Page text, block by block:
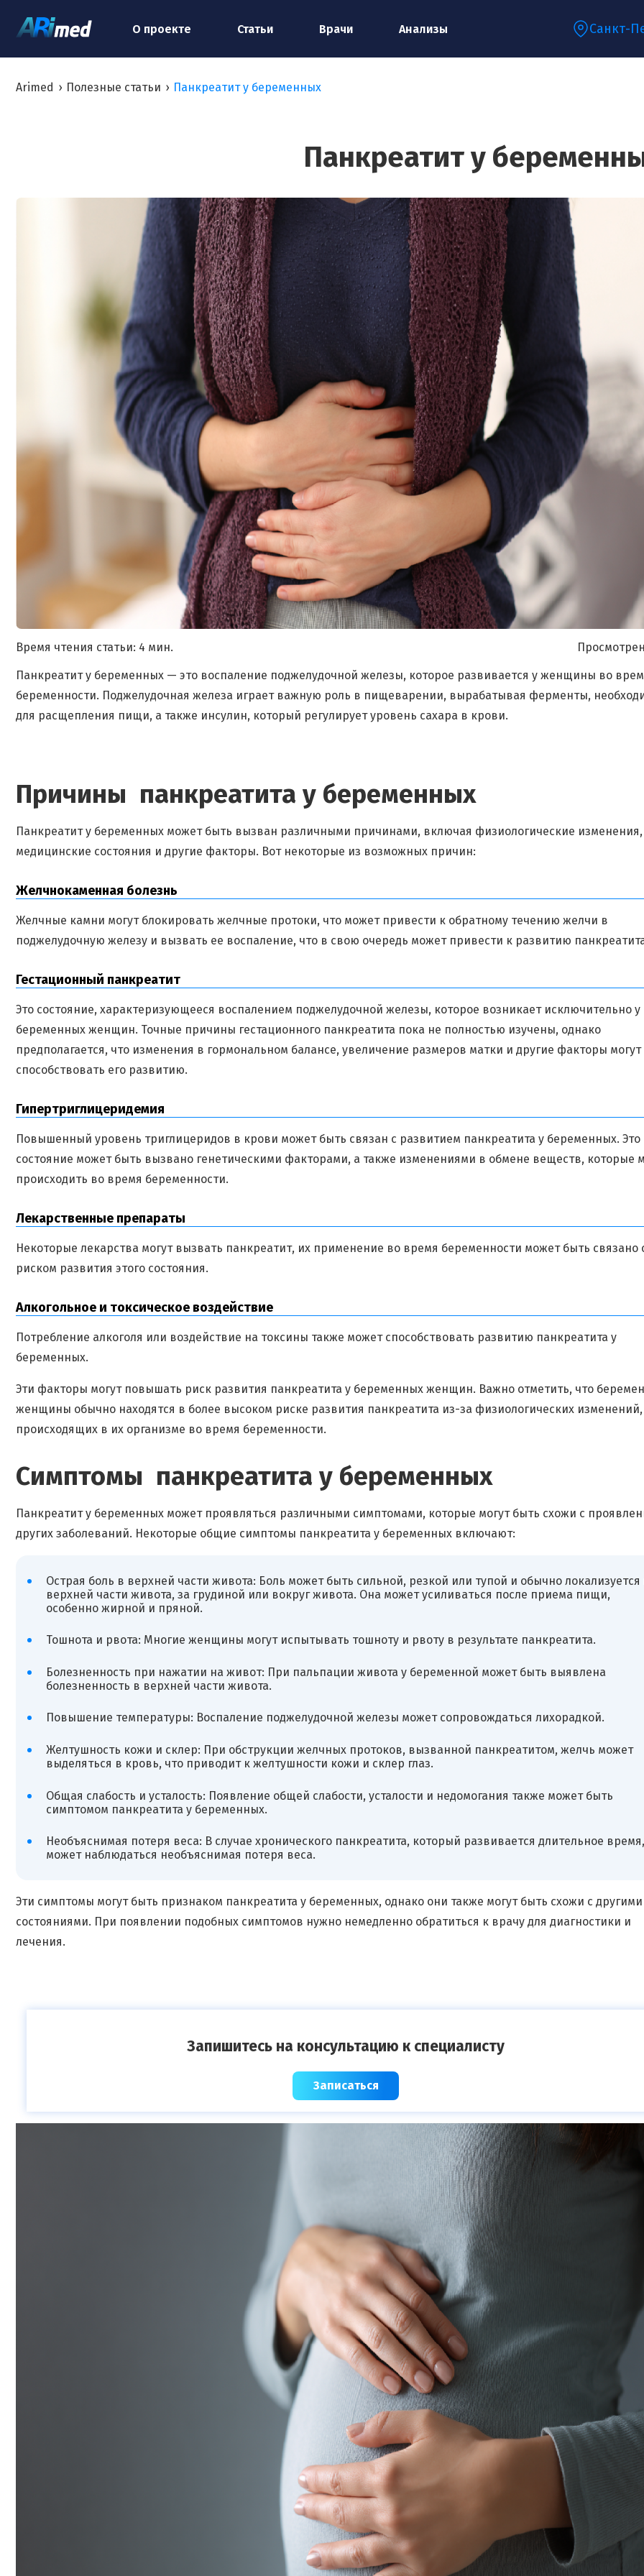
О проекте Статьи Врачи Анализы Санкт-
Arimed › Полезные статьи › Панкреатит у беременных
Панкреатит у
Время чтения статьи: 4 мин.
Панкреатит у беременных — это воспаление поджелудочной железы, которое развивается у женщины во
беременности. Поджелудочная железа играет важную роль в пищеварении, вырабатывая ферменты,
для расщепления пищи, а также инсулин, который регулирует уровень сахара в крови.
Причины панкреатита у беременных
Панкреатит у беременных может быть вызван различными причинами, включая физиологические изменения,
медицинские состояния и другие факторы. Вот некоторые из возможных причин:
Желчнокаменная болезнь
Желчные камни могут блокировать желчные протоки, что может привести к обратному течению желчи в
поджелудочную железу и вызвать ее воспаление, что в свою очередь может привести к развитию
Гестационный панкреатит
Это состояние, характеризующееся воспалением поджелудочной железы, которое возникает исключительно у
беременных женщин. Точные причины гестационного панкреатита пока не полностью изучены, однако
предполагается, что изменения в гормональном балансе, увеличение размеров матки и другие факторы могут
способствовать его развитию.
Гипертриглицеридемия
Повышенный уровень триглицеридов в крови может быть связан с развитием панкреатита у беременных. Это
состояние может быть вызвано генетическими факторами, а также изменениями в обмене веществ, которые
происходить во время беременности.
Лекарственные препараты
Некоторые лекарства могут вызвать панкреатит, их применение во время беременности может быть связано
риском развития этого состояния.
Алкогольное и токсическое воздействие
Потребление алкоголя или воздействие на токсины также может способствовать развитию панкреатита у
беременных.
Эти факторы могут повышать риск развития панкреатита у беременных женщин. Важно отметить, что
женщины обычно находятся в более высоком риске развития панкреатита из-за физиологических изменений,
происходящих в их организме во время беременности.
Симптомы панкреатита у беременных
Панкреатит у беременных может проявляться различными симптомами, которые могут быть схожи с
других заболеваний. Некоторые общие симптомы панкреатита у беременных включают:
Острая боль в верхней части живота: Боль может быть сильной, резкой или тупой и обычно локализуется
верхней части живота, за грудиной или вокруг живота. Она может усиливаться после приема пищи,
особенно жирной и пряной.
Тошнота и рвота: Многие женщины могут испытывать тошноту и рвоту в результате панкреатита.
Болезненность при нажатии на живот: При пальпации живота у беременной может быть выявлена
болезненность в верхней части живота.
Повышение температуры: Воспаление поджелудочной железы может сопровождаться лихорадкой.
Желтушность кожи и склер: При обструкции желчных протоков, вызванной панкреатитом, желчь может
выделяться в кровь, что приводит к желтушности кожи и склер глаз.
Общая слабость и усталость: Появление общей слабости, усталости и недомогания также может быть
симптомом панкреатита у беременных.
Необъяснимая потеря веса: В случае хронического панкреатита, который развивается длительное время,
может наблюдаться необъяснимая потеря веса.
Эти симптомы могут быть признаком панкреатита у беременных, однако они также могут быть схожи с другими
состояниями. При появлении подобных симптомов нужно немедленно обратиться к врачу для диагностики и
лечения.
Запишитесь на консультацию к специалисту
Записаться
специалисту
Ваш телефон:*
Ваш e-mail:*
Я согласен на обработку моих персональных данных